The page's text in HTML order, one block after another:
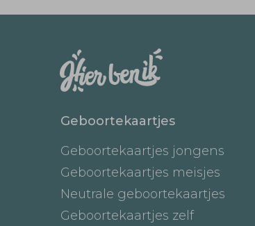
Geboortekaartjes
Geboortekaartjes jongens
Geboortekaartjes meisjes
Neutrale geboortekaartjes
Geboortekaartjes zelf